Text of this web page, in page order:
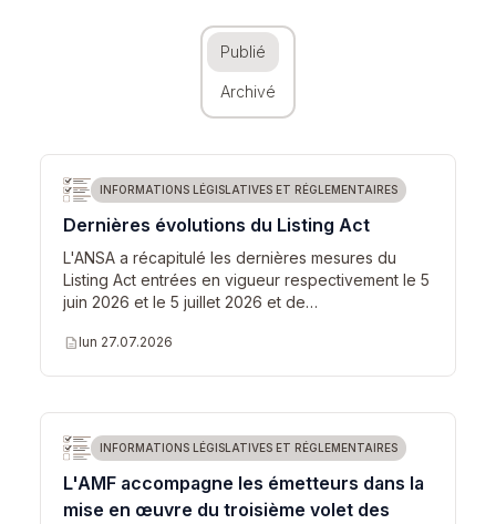
Publié
Archivé
INFORMATIONS LÉGISLATIVES ET RÉGLEMENTAIRES
Dernières évolutions du Listing Act
L'ANSA a récapitulé les dernières mesures du
Listing Act entrées en vigueur respectivement le 5
juin 2026 et le 5 juillet 2026 et de…
descriptionlun 27.07.2026
INFORMATIONS LÉGISLATIVES ET RÉGLEMENTAIRES
L'AMF accompagne les émetteurs dans la
mise en œuvre du troisième volet des